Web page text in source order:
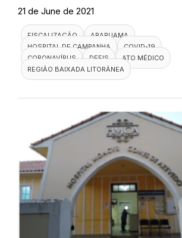
21 de June de 2021
FISCALIZAÇÃO
ARARUAMA
HOSPITAL DE CAMPANHA
COVID-19
CORONAVÍRUS
DEFIS
ATO MÉDICO
REGIÃO BAIXADA LITORÂNEA